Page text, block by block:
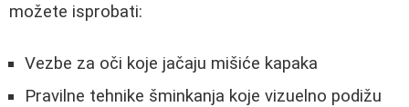
možete isprobati:
Vezbe za oči koje jačaju mišiće kapaka
Pravilne tehnike šminkanja koje vizuelno podižu